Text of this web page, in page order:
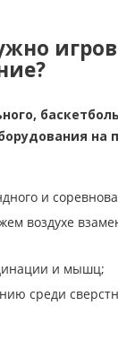
на
и
воздухе
и мышц;
среди